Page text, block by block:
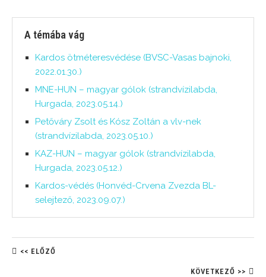
A témába vág
Kardos ötméteresvédése (BVSC-Vasas bajnoki,
2022.01.30.)
MNE-HUN – magyar gólok (strandvízilabda,
Hurgada, 2023.05.14.)
Petőváry Zsolt és Kósz Zoltán a vlv-nek
(strandvízilabda, 2023.05.10.)
KAZ-HUN – magyar gólok (strandvízilabda,
Hurgada, 2023.05.12.)
Kardos-védés (Honvéd-Crvena Zvezda BL-
selejtező, 2023.09.07.)
<< ELŐZŐ
KÖVETKEZŐ >>